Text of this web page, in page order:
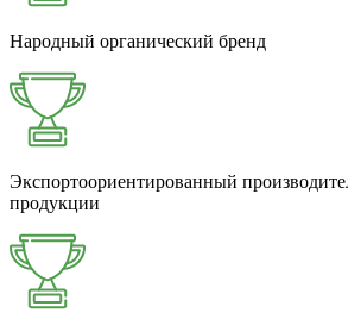
Народный органический бренд
Экспорто­ори­ен­тированный
продукции